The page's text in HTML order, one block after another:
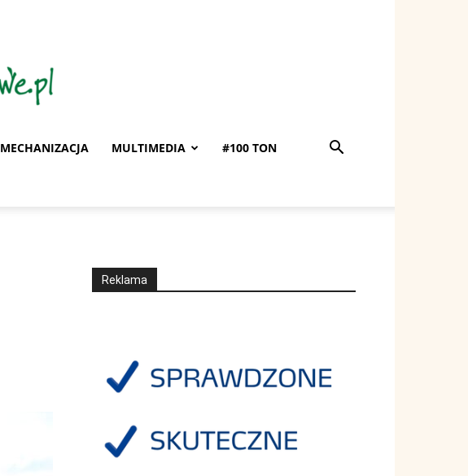
MECHANIZACJA MULTIMEDIA #100 TON
Reklama